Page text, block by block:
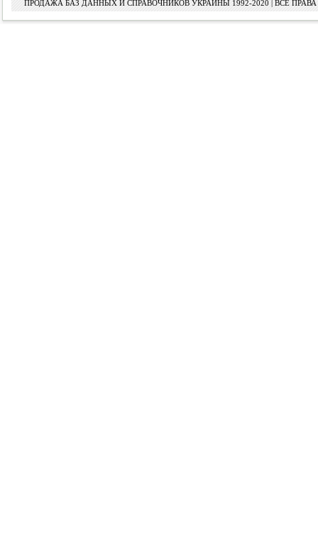
ПРОДАЖА БАЗ ДАННЫХ И СПРАВОЧНИКОВ УКРАИНЫ 1992-2020 | ВСЕ